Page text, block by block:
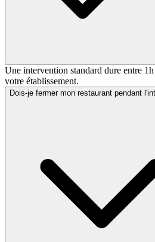
Une intervention standard dure entre
votre établissement.
Dois-je fermer mon restaurant pendant